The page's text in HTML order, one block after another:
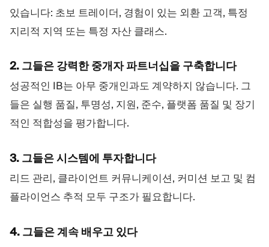
있습니다: 초보 트레이더, 경험이 있는 외환 고객, 특정
지리적 지역 또는 특정 자산 클래스.
2. 그들은 강력한 중개자 파트너십을 구축합니다
성공적인 IB는 아무 중개인과도 계약하지 않습니다. 그
들은 실행 품질, 투명성, 지원, 준수, 플랫폼 품질 및 장기
적인 적합성을 평가합니다.
3. 그들은 시스템에 투자합니다
리드 관리, 클라이언트 커뮤니케이션, 커미션 보고 및 컴
플라이언스 추적 모두 구조가 필요합니다.
4. 그들은 계속 배우고 있다